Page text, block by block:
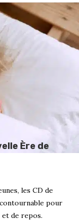
Ère de
les CD de
pour
et de repos.